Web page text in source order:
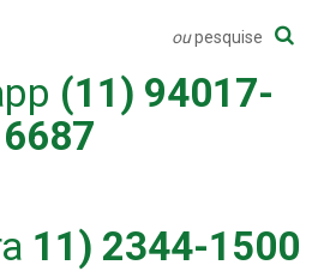
oupesquise
(11) 94017-
6687
11) 2344-1500